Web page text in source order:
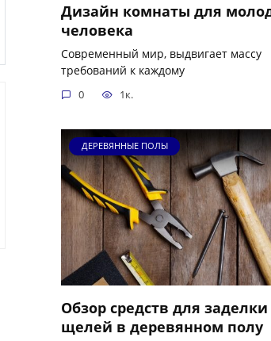
Дизайн комнаты для
человека
Современный мир, выдвигает массу
требований к каждому
0 1к.
ДЕРЕВЯННЫЕ ПОЛЫ
Обзор средств для заделки
щелей в деревянном полу